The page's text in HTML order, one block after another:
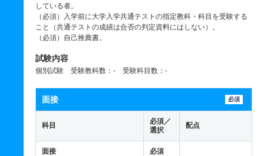
している者。
（必須）入学前に大学入学共通テストの指定教科・科目を受験する
こと（共通テストの成績は合否の判定資料にはしない）。
（必須）自己推薦書。
試験内容
個別試験 受験教科数：- 受験科目数：-
面接 必須
科目
必須／
選択
配点
面接 必須